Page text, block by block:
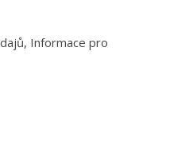
Informace pro